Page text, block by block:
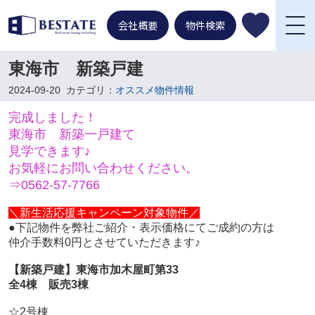
会社概要 物件検索
東海市 新築戸建
2024-09-20 カテゴリ： オススメ物件情報
完成しました！
東海市 新築一戸建て
見学できます♪
お気軽にお問い合わせください。
⇒0562-57-7766
＼新生活応援キャンペーン対象物件／
●下記物件を弊社ご紹介・ 表示価格にてご成約の方は
仲介手数料0円とさせていただきます♪
【新築戸建】東海市加木屋町第33
全4棟 販売3棟
☆2号棟